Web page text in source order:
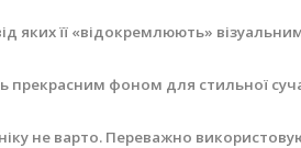
яких її «відокремлюють»
фоном для стильної
не варто. Переважно